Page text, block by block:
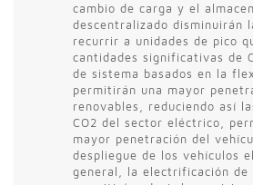
cambio de carga y el
descentralizado disminuirán
recurrir a unidades de pico
cantidades significativas de
de sistema basados en la
permitirán una mayor
renovables, reduciendo así
CO2 del sector eléctrico,
mayor penetración del
despliegue de los vehículos
general, la electrificación de